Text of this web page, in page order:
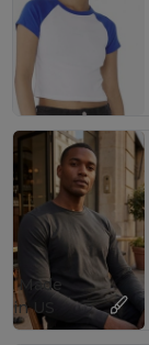
Made
in US